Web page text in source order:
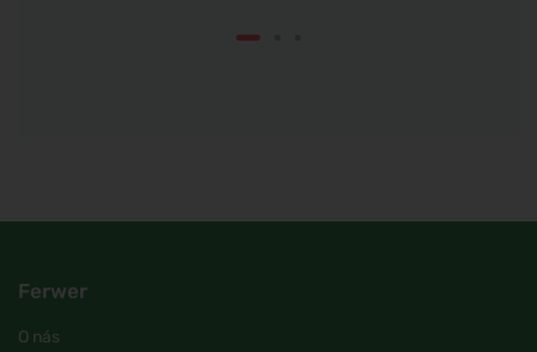
Ferwer
O nás